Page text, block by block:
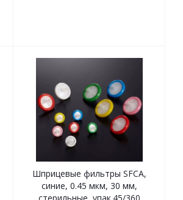
Шприцевые фильтры SFCA,
синие, 0.45 мкм, 30 мм,